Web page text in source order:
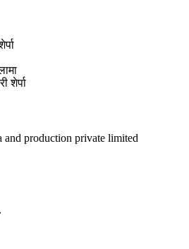
शेर्पा
production private limited